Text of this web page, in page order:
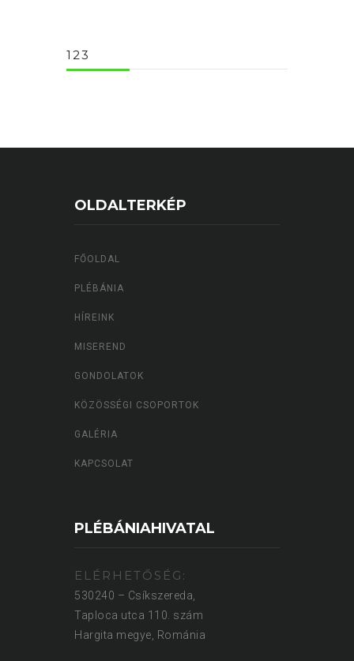
123
OLDALTERKÉP
FŐOLDAL
PLÉBÁNIA
HÍREINK
MISEREND
GONDOLATOK
KÖZÖSSÉGI CSOPORTOK
GALÉRIA
KAPCSOLAT
PLÉBÁNIAHIVATAL
ELÉRHETŐSÉG:
530240 – Csíkszereda,
Taploca utca 110. szám
Hargita megye, Románia